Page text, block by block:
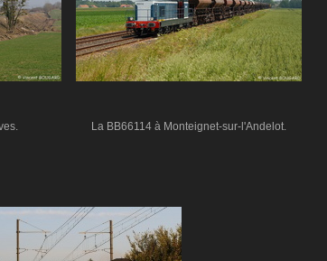
La BB66114 à Monteignet-sur-l'Andelot.